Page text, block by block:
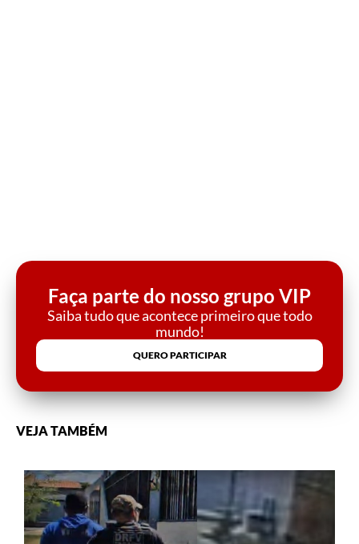
Faça parte do nosso grupo VIP
Saiba tudo que acontece primeiro que todo
mundo!
QUERO PARTICIPAR
VEJA TAMBÉM